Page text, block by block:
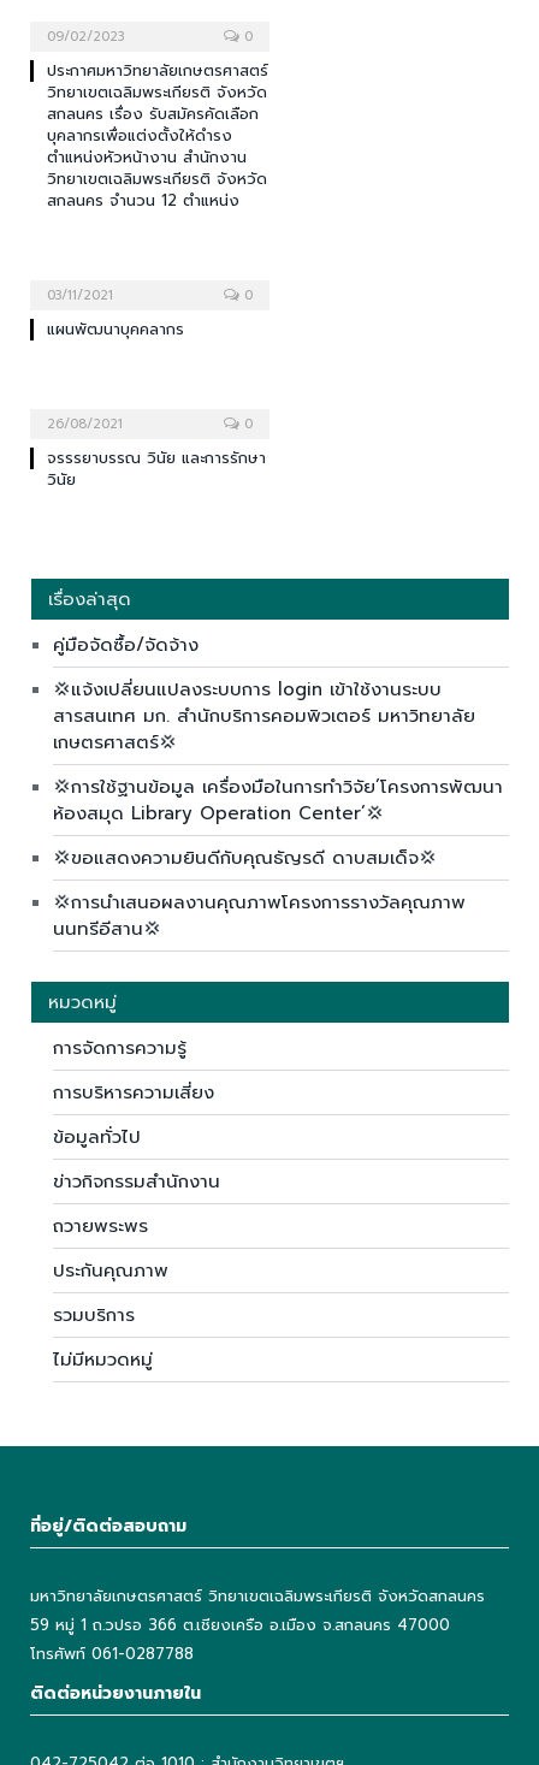
09/02/2023 0
ประกาศมหาวิทยาลัยเกษตรศาสตร์
วิทยาเขตเฉลิมพระเกียรติ จังหวัด
สกลนคร เรื่อง รับสมัครคัดเลือก
บุคลากรเพื่อแต่งตั้งให้ดำรง
ตำแหน่งหัวหน้างาน สำนักงาน
วิทยาเขตเฉลิมพระเกียรติ จังหวัด
สกลนคร จำนวน 12 ตำแหน่ง
03/11/2021 0
แผนพัฒนาบุคคลากร
26/08/2021 0
จรรรยาบรรณ วินัย และการรักษา
วินัย
เรื่องล่าสุด
คู่มือจัดซื้อ/จัดจ้าง
💢แจ้งเปลี่ยนแปลงระบบการ login เข้าใช้งานระบบ
สารสนเทศ มก. สำนักบริการคอมพิวเตอร์ มหาวิทยาลัย
เกษตรศาสตร์💢
💢การใช้ฐานข้อมูล เครื่องมือในการทำวิจัย’โครงการพัฒนา
ห้องสมุด Library Operation Center’💢
💢ขอแสดงความยินดีกับคุณธัญรดี ดาบสมเด็จ💢
💢การนำเสนอผลงานคุณภาพโครงการรางวัลคุณภาพ
นนทรีอีสาน💢
หมวดหมู่
การจัดการความรู้
การบริหารความเสี่ยง
ข้อมูลทั่วไป
ข่าวกิจกรรมสำนักงาน
ถวายพระพร
ประกันคุณภาพ
รวมบริการ
ไม่มีหมวดหมู่
ที่อยู่/ติดต่อสอบถาม
มหาวิทยาลัยเกษตรศาสตร์ วิทยาเขตเฉลิมพระเกียรติ จังหวัดสกลนคร
59 หมู่ 1 ถ.วปรอ 366 ต.เชียงเครือ อ.เมือง จ.สกลนคร 47000
โทรศัพท์ 061-0287788
ติดต่อหน่วยงานภายใน